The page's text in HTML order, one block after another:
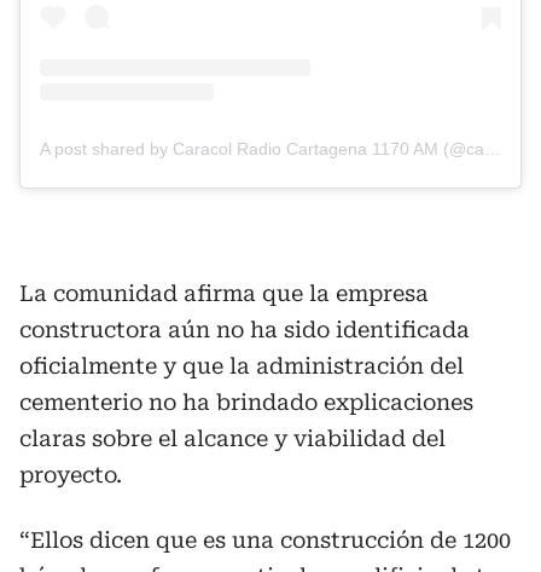
La comunidad afirma que la empresa
constructora aún no ha sido identificada
oficialmente y que la administración del
cementerio no ha brindado explicaciones
claras sobre el alcance y viabilidad del
proyecto.
“Ellos dicen que es una construcción de 1200